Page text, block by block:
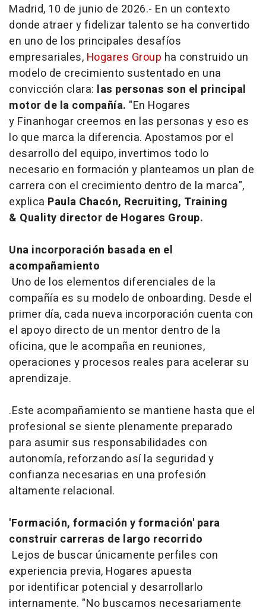
Madrid, 10 de junio de 2026.- En un contexto
donde atraer y fidelizar talento se ha convertido
en uno de los principales desafíos
empresariales, Hogares Group ha construido un
modelo de crecimiento sustentado en una
convicción clara: las personas son el principal
motor de la compañía. "En Hogares
y Finanhogar creemos en las personas y eso es
lo que marca la diferencia. Apostamos por el
desarrollo del equipo, invertimos todo lo
necesario en formación y planteamos un plan de
carrera con el crecimiento dentro de la marca",
explica Paula Chacón, Recruiting, Training
& Quality director de Hogares Group.
Una incorporación basada en el
acompañamiento
Uno de los elementos diferenciales de la
compañía es su modelo de onboarding. Desde el
primer día, cada nueva incorporación cuenta con
el apoyo directo de un mentor dentro de la
oficina, que le acompaña en reuniones,
operaciones y procesos reales para acelerar su
aprendizaje.
.Este acompañamiento se mantiene hasta que el
profesional se siente plenamente preparado
para asumir sus responsabilidades con
autonomía, reforzando así la seguridad y
confianza necesarias en una profesión
altamente relacional.
'Formación, formación y formación' para
construir carreras de largo recorrido
Lejos de buscar únicamente perfiles con
experiencia previa, Hogares apuesta
por identificar potencial y desarrollarlo
internamente. "No buscamos necesariamente